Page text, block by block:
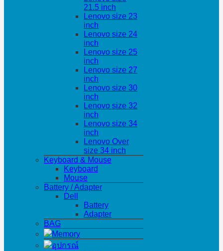
21.5 inch
Lenovo size 23
inch
Lenovo size 24
inch
Lenovo size 25
inch
Lenovo size 27
inch
Lenovo size 30
inch
Lenovo size 32
inch
Lenovo size 34
inch
Lenovo Over
size 34 inch
Keyboard & Mouse
Keyboard
Mouse
Battery / Adapter
Dell
Battery
Adapter
BAG
Memory
อุปกรณ์